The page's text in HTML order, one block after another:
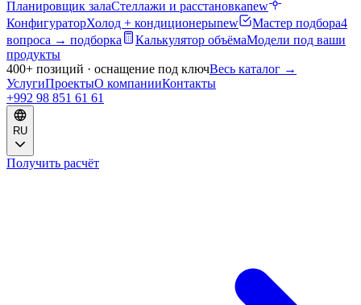
Планировщик залаСтеллажи и расстановкаnew
КонфигураторХолод + кондиционерыnew Мастер подбора4
вопроса → подборка
Калькулятор объёмаМодели под ваши
продукты
400+ позиций · оснащение под ключВесь каталог →
УслугиПроектыО компанииКонтакты
+992 98 851 61 61
RU
Получить расчёт